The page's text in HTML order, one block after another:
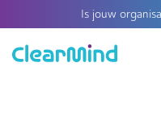
Is jouw